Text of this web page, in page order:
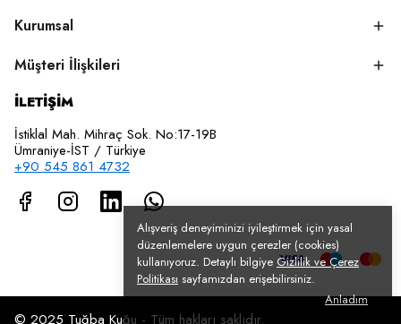
Alışveriş deneyiminizi iyileştirmek için yasal
düzenlemelere uygun çerezler (cookies)
kullanıyoruz. Detaylı bilgiye Gizlilik ve Çerez
Politikası sayfamızdan erişebilirsiniz.
Anladım
Kurumsal
Müşteri İlişkileri
İLETİŞİM
İstiklal Mah. Mihraç Sok. No:17-19B
Ümraniye-İST / Türkiye
+90 545 861 4732
© 2025 Tuğba Kuğu - Tüm hakları saklıdır.